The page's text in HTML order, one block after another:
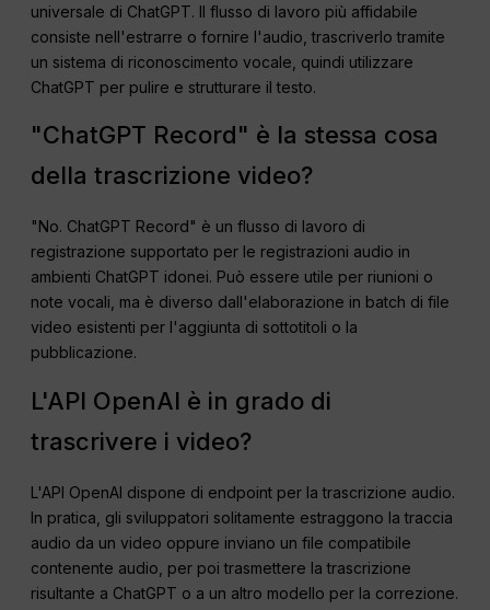
universale di ChatGPT. Il flusso di lavoro più affidabile
consiste nell'estrarre o fornire l'audio, trascriverlo tramite
un sistema di riconoscimento vocale, quindi utilizzare
ChatGPT per pulire e strutturare il testo.
"ChatGPT Record" è la stessa cosa
della trascrizione video?
"No. ChatGPT Record" è un flusso di lavoro di
registrazione supportato per le registrazioni audio in
ambienti ChatGPT idonei. Può essere utile per riunioni o
note vocali, ma è diverso dall'elaborazione in batch di file
video esistenti per l'aggiunta di sottotitoli o la
pubblicazione.
L'API OpenAI è in grado di
trascrivere i video?
L'API OpenAI dispone di endpoint per la trascrizione audio.
In pratica, gli sviluppatori solitamente estraggono la traccia
audio da un video oppure inviano un file compatibile
contenente audio, per poi trasmettere la trascrizione
risultante a ChatGPT o a un altro modello per la correzione.